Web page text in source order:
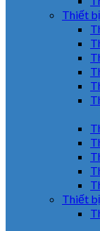
Thiết
Thiết